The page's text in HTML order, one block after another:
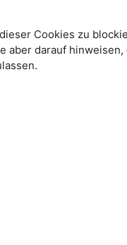
Cookies zu
aber darauf